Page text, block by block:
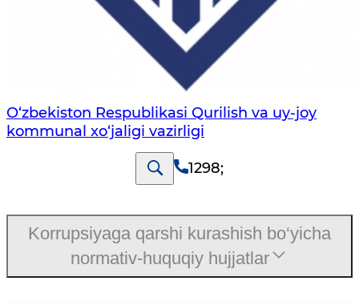
O‘zbekiston Respublikasi Qurilish va uy-joy
kommunal xo‘jaligi vazirligi
1298;
Korrupsiyaga qarshi kurashish bo‘yicha
normativ-huquqiy hujjatlar